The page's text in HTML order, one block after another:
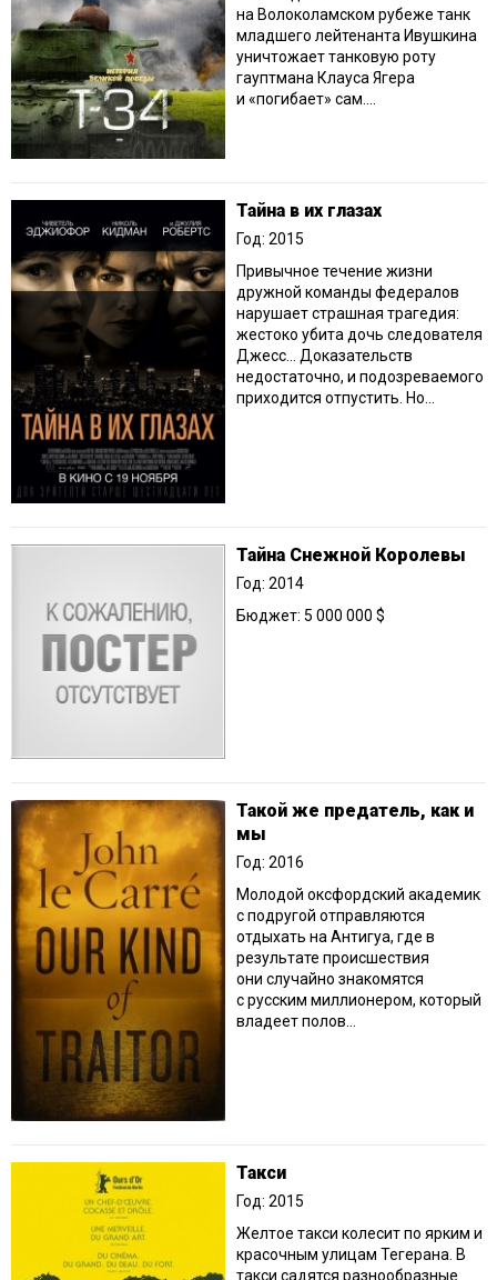
на Волоколамском рубеже танк
младшего лейтенанта Ивушкина
уничтожает танковую роту
гауптмана Клауса Ягера
и «погибает» сам....
Тайна в их глазах
Год: 2015
Привычное течение жизни
дружной команды федералов
нарушает страшная трагедия:
жестоко убита дочь следователя
Джесс… Доказательств
недостаточно, и подозреваемого
приходится отпустить. Но...
Тайна Снежной Королевы
Год: 2014
Бюджет: 5 000 000 $
Такой же предатель, как и
мы
Год: 2016
Молодой оксфордский академик
с подругой отправляются
отдыхать на Антигуа, где в
результате происшествия
они случайно знакомятся
с русским миллионером, который
владеет полов...
Такси
Год: 2015
Желтое такси колесит по ярким и
красочным улицам Тегерана. В
такси садятся разнообразные